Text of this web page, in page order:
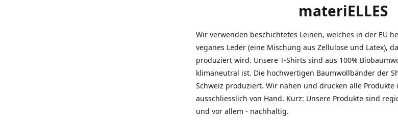
materiELLES
Wir verwenden beschichtetes Leinen, welches in der EU
veganes Leder (eine Mischung aus Zellulose und Latex),
produziert wird. Unsere T-Shirts sind aus 100%
klimaneutral ist. Die hochwertigen Baumwollbänder der
Schweiz produziert. Wir nähen und drucken alle
ausschliesslich von Hand. Kurz: Unsere Produkte sind
und vor allem - nachhaltig.